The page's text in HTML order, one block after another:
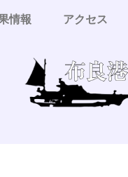
情報 アクセス